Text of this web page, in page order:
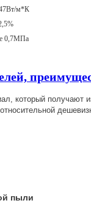
м*К
0,7МПа
который получают
пыли